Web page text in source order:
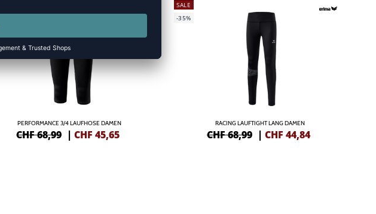
PERFORMANCE 3/4 LAUFHOSE DAMEN
CHF 68,99 |CHF 45,65
SALE
-35%
RACING LAUFTIGHT LANG DAMEN
CHF 68,99 | CHF 44,84